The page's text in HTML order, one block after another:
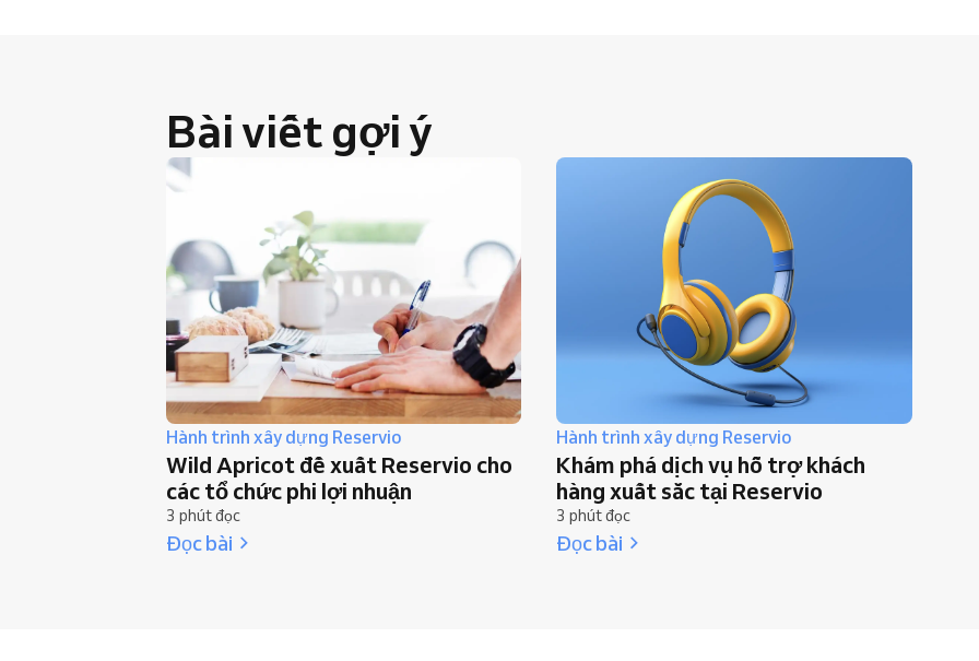
Bài viết gợi ý
Hành trình xây dựng Reservio
Wild Apricot đề xuất Reservio cho
các tổ chức phi lợi nhuận
3 phút đọc
Đọc bài
Hành trình xây dựng Reservio
Khám phá dịch vụ hỗ trợ khách
hàng xuất sắc tại Reservio
3 phút đọc
Đọc bài